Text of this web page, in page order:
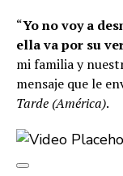
“Yo no voy a
ella va por su
mi familia y
mensaje que le
Tarde (América).